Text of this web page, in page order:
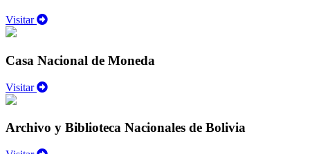
Visitar
Casa Nacional de Moneda
Visitar
Archivo y Biblioteca Nacionales de Bolivia